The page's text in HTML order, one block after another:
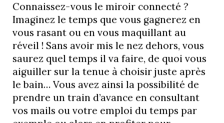
Connaissez-vous le miroir connecté ?
Imaginez le temps que vous gagnerez en
vous rasant ou en vous maquillant au
réveil ! Sans avoir mis le nez dehors, vous
saurez quel temps il va faire, de quoi vous
aiguiller sur la tenue à choisir juste après
le bain… Vous avez ainsi la possibilité de
prendre un train d’avance en consultant
vos mails ou votre emploi du temps par